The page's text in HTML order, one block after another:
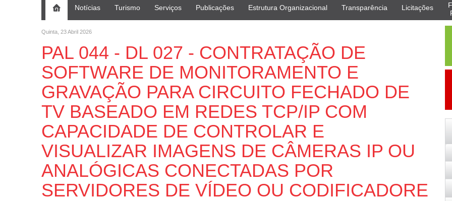
Notícias Turismo Serviços Publicações Estrutura Organizacional Transparência Licitações
Quinta, 23 Abril 2026
PAL 044 - DL 027 - CONTRATAÇÃO DE
SOFTWARE DE MONITORAMENTO E
GRAVAÇÃO PARA CIRCUITO FECHADO DE
TV BASEADO EM REDES TCP/IP COM
CAPACIDADE DE CONTROLAR E
VISUALIZAR IMAGENS DE CÂMERAS IP OU
ANALÓGICAS CONECTADAS POR
SERVIDORES DE VÍDEO OU CODIFICADORE